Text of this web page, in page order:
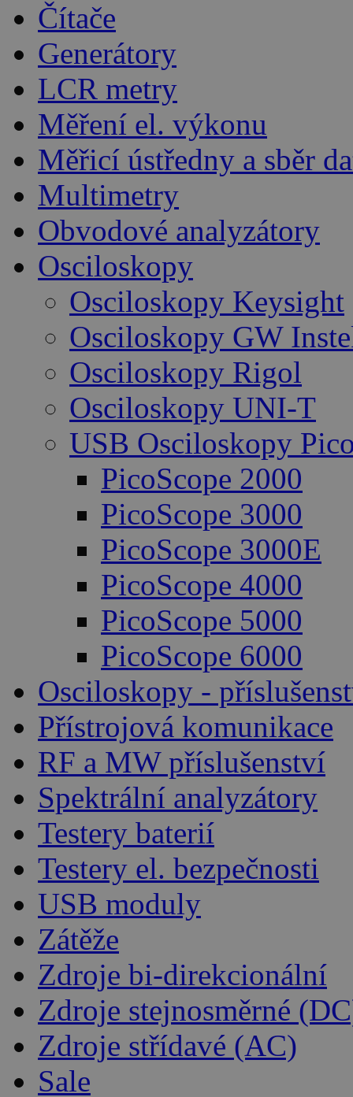
Čítače
Generátory
LCR metry
Měření el. výkonu
Měřicí ústředny a sběr
Multimetry
Obvodové analyzátory
Osciloskopy
Osciloskopy Keysight
Osciloskopy GW
Osciloskopy Rigol
Osciloskopy UNI-T
USB Osciloskopy
PicoScope 2000
PicoScope 3000
PicoScope 3000E
PicoScope 4000
PicoScope 5000
PicoScope 6000
Osciloskopy -
Přístrojová komunikace
RF a MW příslušenství
Spektrální analyzátory
Testery baterií
Testery el. bezpečnosti
USB moduly
Zátěže
Zdroje bi-direkcionální
Zdroje stejnosměrné
Zdroje střídavé (AC)
Sale